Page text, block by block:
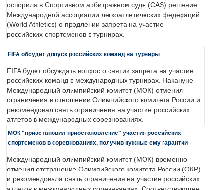
оспорила в Спортивном арбитражном суде (CAS) решение
Международной ассоциации легкоатлетических федераций
(World Athletics) о продлении запрета на участие
российских спортсменов в турнирах.
FIFA обсудит допуск российских команд на турниры
FIFA будет обсуждать вопрос о снятии запрета на участие
российских команд в международных турнирах. Накануне
Международный олимпийский комитет (МОК) отменил
ограничения в отношении Олимпийского комитета России и
рекомендовал снять ограничения на участие российских
атлетов в международных соревнованиях.
МОК "приостановил приостановление" участия российских
спортсменов в соревнованиях, получив нужные ему гарантии
Международный олимпийский комитет (МОК) временно
отменил отстранение Олимпийского комитета России (ОКР)
и рекомендовала снять ограничения на участие российских